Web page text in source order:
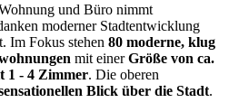
und Büro nimmt
moderner Stadtentwicklung
Im Fokus stehen 80 moderne, klug
mit einerGröße von ca.
1 - 4 Zimmer. Die oberen
Blick über die Stadt.